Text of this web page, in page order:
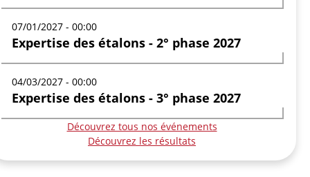
07/01/2027 - 00:00
Expertise des étalons - 2° phase 2027
04/03/2027 - 00:00
Expertise des étalons - 3° phase 2027
Découvrez tous nos événements
Découvrez les résultats